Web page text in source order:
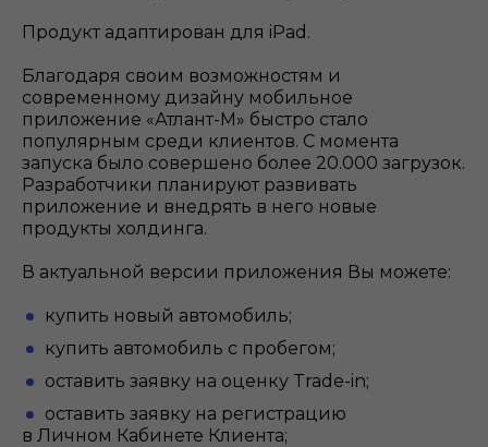
Продукт адаптирован для iPad.
Благодаря своим возможностям и
современному дизайну мобильное
приложение «Атлант-М» быстро стало
популярным среди клиентов. С момента
запуска было совершено более 20.000 загрузок.
Разработчики планируют развивать
приложение и внедрять в него новые
продукты холдинга.
В актуальной версии приложения Вы можете:
купить новый автомобиль;
купить автомобиль с пробегом;
оставить заявку на оценку Trade-in;
оставить заявку на регистрацию
в Личном Кабинете Клиента;